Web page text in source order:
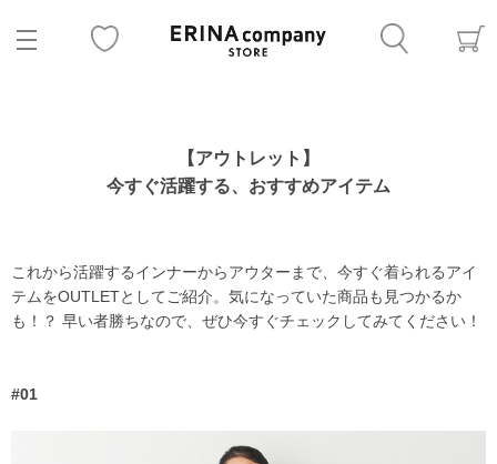
【アウトレット】
今すぐ活躍する、おすすめアイテム
これから活躍するインナーからアウターまで、今すぐ着られるアイ
テムをOUTLETとしてご紹介。気になっていた商品も見つかるか
も！？ 早い者勝ちなので、ぜひ今すぐチェックしてみてください！
#01